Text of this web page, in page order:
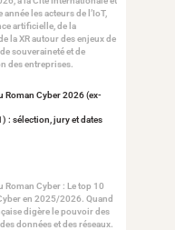
les acteurs de l’IoT,
artificielle, de la
la XR autour des enjeux de
souveraineté et de
des entreprises.
Roman Cyber 2026 (ex-
: sélection, jury et dates
Roman Cyber : Le top 10
en 2025/2026. Quand
digère le pouvoir des
données et des réseaux.